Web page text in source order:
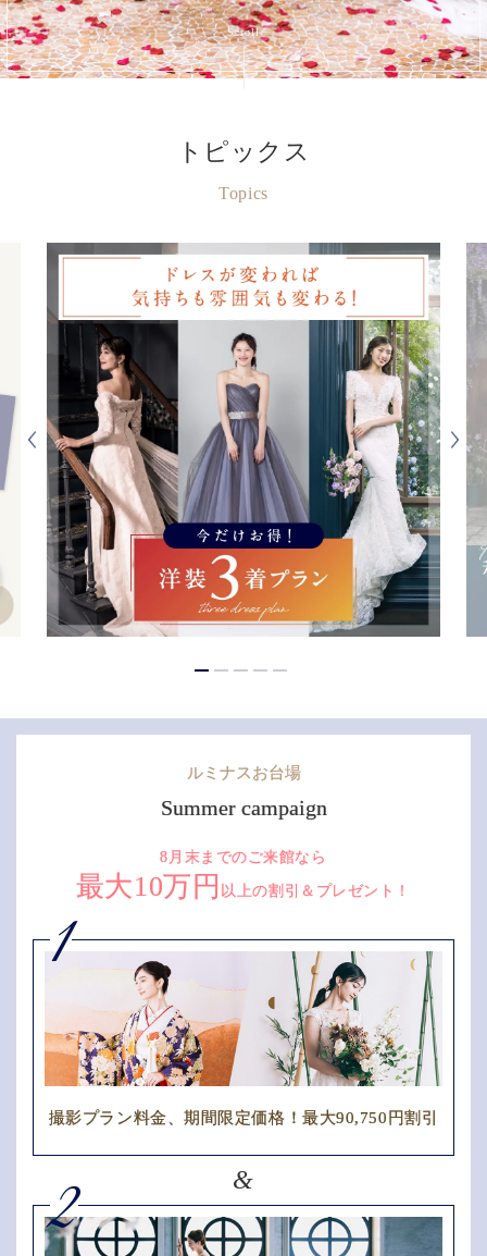
Scroll
トピックス
Topics
ルミナスお台場
Summer campaign
8月末までのご来館なら
最大10万円 以上の割引＆プレゼント！
1
撮影プラン料金、期間限定価格！最大90,750円割引
&
2